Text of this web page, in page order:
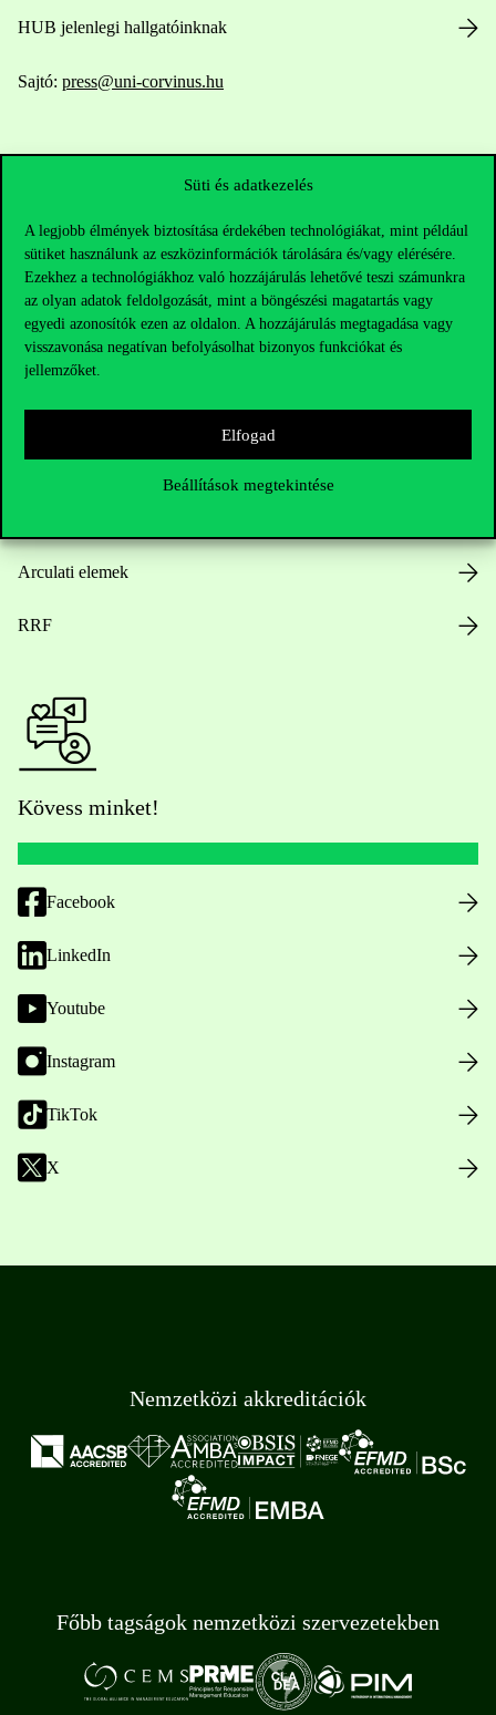
Süti és adatkezelés
A legjobb élmények biztosítása érdekében technológiákat, mint például
sütiket használunk az eszközinformációk tárolására és/vagy elérésére.
Ezekhez a technológiákhoz való hozzájárulás lehetővé teszi számunkra
az olyan adatok feldolgozását, mint a böngészési magatartás vagy
egyedi azonosítók ezen az oldalon. A hozzájárulás megtagadása vagy
visszavonása negatívan befolyásolhat bizonyos funkciókat és
jellemzőket.
Elfogad
Beállítások megtekintése
HUB jelenlegi hallgatóinknak
Sajtó: press@uni-corvinus.hu
Hasznos linkek
Házirend
Közérdekű adatok
Arculati elemek
RRF
Kövess minket!
Facebook
LinkedIn
Youtube
Instagram
TikTok
X
Nemzetközi akkreditációk
Főbb tagságok nemzetközi szervezetekben